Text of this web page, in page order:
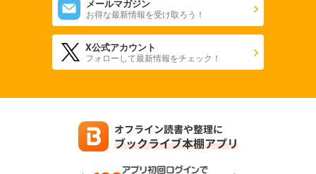
メールマガジン
お得な最新情報を受け取ろう！
X公式アカウント
フォローして最新情報をチェック！